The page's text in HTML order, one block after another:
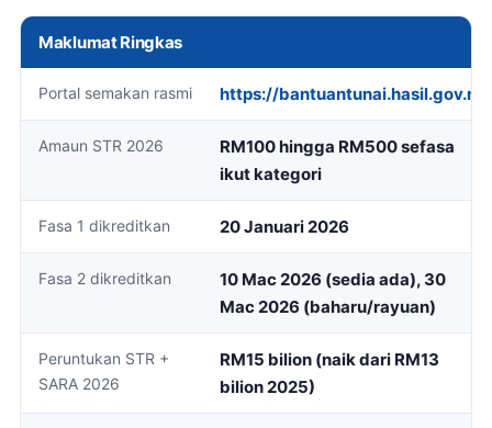
Maklumat Ringkas
Portal semakan rasmi https://bantuantunai.hasil.gov.my
Amaun STR 2026
RM100 hingga RM500 sefasa
ikut kategori
Fasa 1 dikreditkan 20 Januari 2026
Fasa 2 dikreditkan
10 Mac 2026 (sedia ada), 30
Mac 2026 (baharu/rayuan)
Peruntukan STR +
SARA 2026
RM15 bilion (naik dari RM13
bilion 2025)